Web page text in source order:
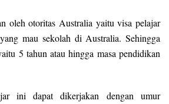
oleh otoritas Australia yaitu visa pelajar
mau sekolah di Australia. Sehingga
5 tahun atau hingga masa pendidikan
ini dapat dikerjakan dengan umur